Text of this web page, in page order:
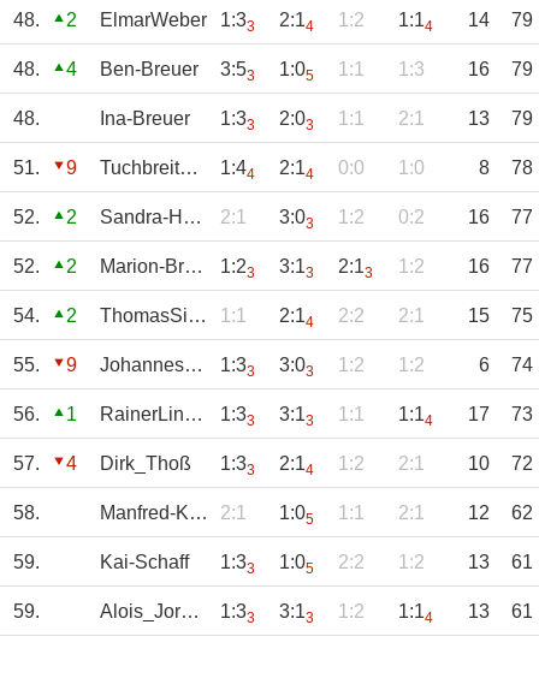
48. 2 ElmarWeber 1:33 2:14 1:2 1:14 14 79
48. 4 Ben-Breuer 3:53 1:05 1:1 1:3 16 79
48. Ina-Breuer 1:33 2:03 1:1 2:1 13 79
51. 9 Tuchbreiter-Chr 1:44 2:14 0:0 1:0 8 78
52. 2 Sandra-Hemges 2:1 3:03 1:2 0:2 16 77
52. 2 Marion-Breuer 1:23 3:13 2:13 1:2 16 77
54. 2 ThomasSinthern 1:1 2:14 2:2 2:1 15 75
55. 9 JohannesSuchy 1:33 3:03 1:2 1:2 6 74
56. 1 RainerLinden 1:33 3:13 1:1 1:14 17 73
57. 4 Dirk_Thoß 1:33 2:14 1:2 2:1 10 72
58. Manfred-Kleist 2:1 1:05 1:1 2:1 12 62
59. Kai-Schaff 1:33 1:05 2:2 1:2 13 61
59. Alois_Jordan 1:33 3:13 1:2 1:14 13 61